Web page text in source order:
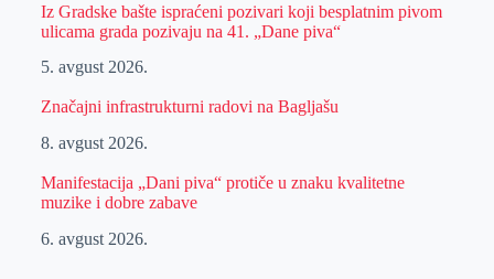
Iz Gradske bašte ispraćeni pozivari koji besplatnim pivom
ulicama grada pozivaju na 41. „Dane piva“
5. avgust 2026.
Značajni infrastrukturni radovi na Bagljašu
8. avgust 2026.
Manifestacija „Dani piva“ protiče u znaku kvalitetne
muzike i dobre zabave
6. avgust 2026.